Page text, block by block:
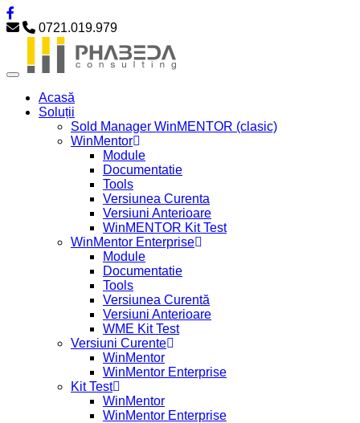
0721.019.979
Acasă
Soluții
Sold Manager WinMENTOR (clasic)
WinMentor
Module
Documentatie
Tools
Versiunea Curenta
Versiuni Anterioare
WinMENTOR Kit Test
WinMentor Enterprise
Module
Documentatie
Tools
Versiunea Curentă
Versiuni Anterioare
WME Kit Test
Versiuni Curente
WinMentor
WinMentor Enterprise
Kit Test
WinMentor
WinMentor Enterprise